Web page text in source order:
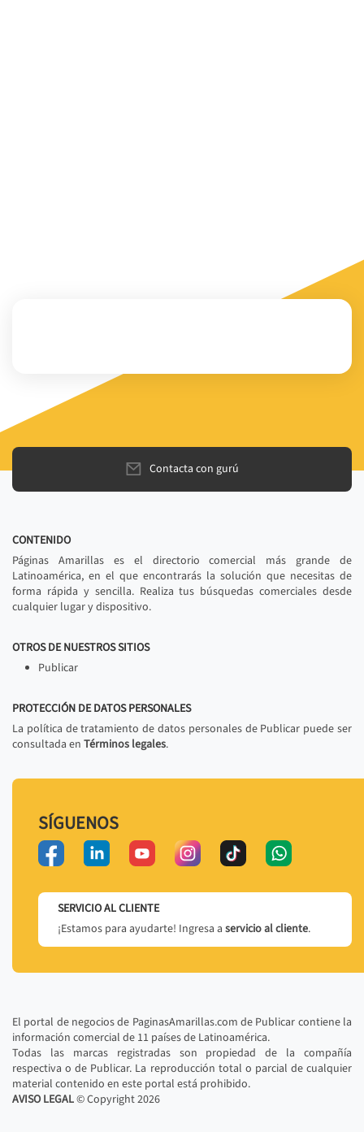
Contacta con gurú
CONTENIDO
Páginas Amarillas es el directorio comercial más grande de
Latinoamérica, en el que encontrarás la solución que necesitas de
forma rápida y sencilla. Realiza tus búsquedas comerciales desde
cualquier lugar y dispositivo.
OTROS DE NUESTROS SITIOS
Publicar
PROTECCIÓN DE DATOS PERSONALES
La política de tratamiento de datos personales de Publicar puede ser
consultada en Términos legales.
SÍGUENOS
SERVICIO AL CLIENTE
¡Estamos para ayudarte! Ingresa a servicio al cliente.
El portal de negocios de PaginasAmarillas.com de Publicar contiene la
información comercial de 11 países de Latinoamérica.
Todas las marcas registradas son propiedad de la compañía
respectiva o de Publicar. La reproducción total o parcial de cualquier
material contenido en este portal está prohibido.
AVISO LEGAL© Copyright2026